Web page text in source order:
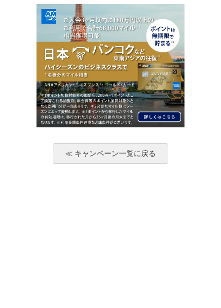
≪ キャンペーン一覧に戻る